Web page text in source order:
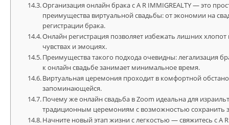
Организация онлайн брака с A R IMMIGREALTY — это
преимущества виртуальной свадьбы: от экономии на
регистрации брака.
Онлайн регистрация позволяет избежать лишних
чувствах и эмоциях.
Преимущества такого подхода очевидны: легализация
к онлайн свадьбе занимает минимальное время.
Виртуальная церемония проходит в комфортной
запоминающейся.
Почему же онлайн свадьба в Zoom идеальна для
традиционным церемониям с возможностью сохранить
Начните новый этап жизни с легкостью — свяжитесь с A